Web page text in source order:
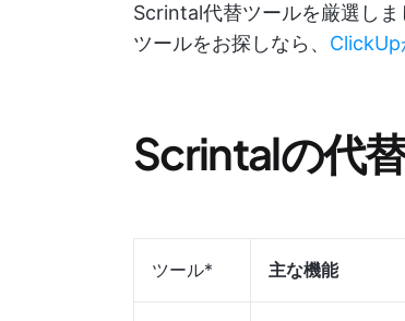
Scrintal代替ツールを厳選し
ツールをお探しなら、 ClickUp
Scrintalの代
ツール* 主な機能